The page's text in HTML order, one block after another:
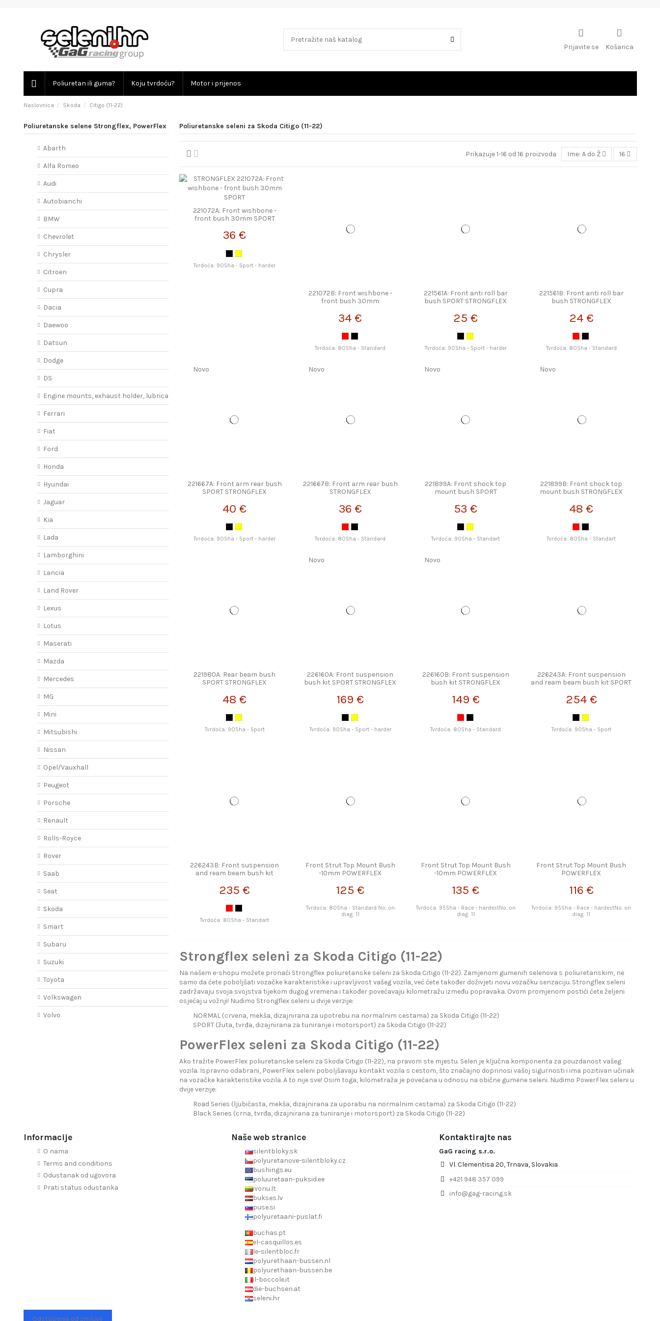
Prijavite se Košarica
Poliuretan ili guma? Koju tvrdoću? Motor i prijenos
Naslovnica Skoda Citigo (11-22)
Poliuretanske seleni za Skoda Citigo (11-22)
Prikazuje 1-16 od 16 proizvoda Ime: A do Ž 16
221072A: Front wishbone -
front bush 30mm SPORT
36 €
Tvrdoća: 90Sha - Sport - harder
221072B: Front wishbone -
front bush 30mm
34 €
Tvrdoća: 80Sha - Standard
221561A: Front anti roll bar
bush SPORT STRONGFLEX
25 €
Tvrdoća: 90Sha - Sport - harder
221561B: Front anti roll bar
bush STRONGFLEX
24 €
Tvrdoća: 80Sha - Standard
Novo
221667A: Front arm rear bush
SPORT STRONGFLEX
40 €
Tvrdoća: 90Sha - Sport - harder
Novo
221667B: Front arm rear bush
STRONGFLEX
36 €
Tvrdoća: 80Sha - Standard
Novo
221899A: Front shock top
mount bush SPORT
53 €
Tvrdoća: 90Sha - Standart
Novo
221899B: Front shock top
mount bush STRONGFLEX
48 €
Tvrdoća: 80Sha - Standart
221980A: Rear beam bush
SPORT STRONGFLEX
48 €
Tvrdoća: 90Sha - Sport
Novo
226160A: Front suspension
bush kit SPORT STRONGFLEX
169 €
Tvrdoća: 90Sha - Sport - harder
Novo
226160B: Front suspension
bush kit STRONGFLEX
149 €
Tvrdoća: 80Sha - Standard
226243A: Front suspension
and ream beam bush kit SPORT
254 €
Tvrdoća: 90Sha - Sport
226243B: Front suspension
and ream beam bush kit
235 €
Tvrdoća: 80Sha - Standart
Front Strut Top Mount Bush
-10mm POWERFLEX
125 €
Tvrdoća: 80Sha - Standard No. on
diag: 11
Front Strut Top Mount Bush
-10mm POWERFLEX
135 €
Tvrdoća: 95Sha - Race - hardestNo. on
diag: 11
Front Strut Top Mount Bush
POWERFLEX
116 €
Tvrdoća: 95Sha - Race - hardestNo. on
diag: 11
Strongflex seleni za Skoda Citigo (11-22)
Na našem e-shopu možete pronaći Strongflex poliuretanske seleni za Skoda Citigo (11-22). Zamjenom gumenih selenova s poliuretanskim, ne
samo da ćete poboljšati vozačke karakteristike i upravljivost vašeg vozila, već ćete također doživjeti novu vozačku senzaciju. Strongflex seleni
zadržavaju svoja svojstva tijekom dugog vremena i također povećavaju kilometražu između popravaka. Ovom promjenom postići ćete željeni
osjećaj u vožnji! Nudimo Strongflex seleni u dvije verzije:
NORMAL (crvena, mekša, dizajnirana za upotrebu na normalnim cestama) za Skoda Citigo (11-22)
SPORT (žuta, tvrđa, dizajnirana za tuniranje i motorsport) za Skoda Citigo (11-22)
PowerFlex seleni za Skoda Citigo (11-22)
Ako tražite PowerFlex poliuretanske seleni za Skoda Citigo (11-22), na pravom ste mjestu. Selen je ključna komponenta za pouzdanost vašeg
vozila. Ispravno odabrani, PowerFlex seleni poboljšavaju kontakt vozila s cestom, što značajno doprinosi vašoj sigurnosti i ima pozitivan učinak
na vozačke karakteristike vozila. A to nije sve! Osim toga, kilometraža je povećana u odnosu na obične gumene seleni. Nudimo PowerFlex seleni u
dvije verzije:
Road Series (ljubičasta, mekša, dizajnirana za uporabu na normalnim cestama) za Skoda Citigo (11-22)
Black Series (crna, tvrđa, dizajnirana za tuniranje i motorsport) za Skoda Citigo (11-22)
Poliuretanske selene Strongflex, PowerFlex
Abarth
Alfa Romeo
Audi
Autobianchi
BMW
Chevrolet
Chrysler
Citroen
Cupra
Dacia
Daewoo
Datsun
Dodge
DS
Engine mounts, exhaust holder, lubricant
Ferrari
Fiat
Ford
Honda
Hyundai
Jaguar
Kia
Lada
Lamborghini
Lancia
Land Rover
Lexus
Lotus
Maserati
Mazda
Mercedes
MG
Mini
Mitsubishi
Nissan
Opel/Vauxhall
Peugeot
Porsche
Renault
Rolls-Royce
Rover
Saab
Seat
Skoda
Smart
Subaru
Suzuki
Toyota
Volkswagen
Volvo
Informacije
O nama
Terms and conditions
Odustanak od ugovora
Prati status odustanka
Naše web stranice
silentbloky.sk
polyuretanove-silentbloky.cz
bushings.eu
poluuretaan-puksid.ee
ivoriu.lt
bukses.lv
puse.si
polyuretaani-puslat.fi
buchas.pt
el-casquillos.es
le-silentbloc.fr
polyurethaan-bussen.nl
polyurethaan-bussen.be
il-boccole.it
die-buchsen.at
seleni.hr
Kontaktirajte nas
GaG racing s.r.o.
Vl. Clementisa 20, Trnava, Slovakia
+421 948 357 099
info@gag-racing.sk
Odstúpenie od zmluvy